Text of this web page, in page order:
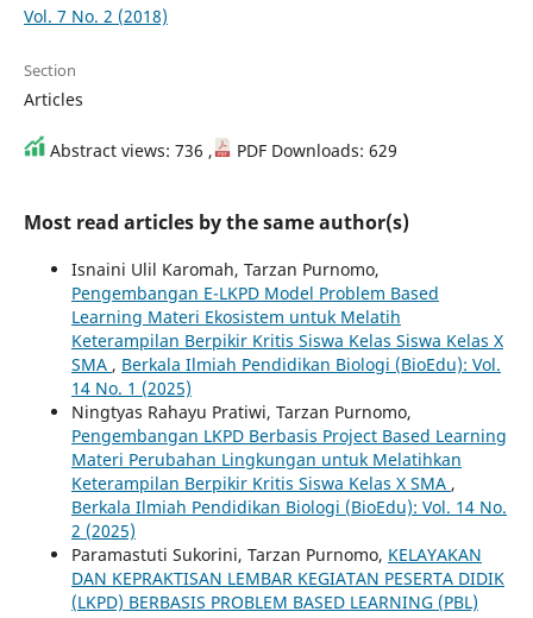
Vol. 7 No. 2 (2018)
Section
Articles
Abstract views: 736 , PDF Downloads: 629
Most read articles by the same author(s)
Isnaini Ulil Karomah, Tarzan Purnomo,
Pengembangan E-LKPD Model Problem Based
Learning Materi Ekosistem untuk Melatih
Keterampilan Berpikir Kritis Siswa Kelas Siswa Kelas X
SMA , Berkala Ilmiah Pendidikan Biologi (BioEdu): Vol.
14 No. 1 (2025)
Ningtyas Rahayu Pratiwi, Tarzan Purnomo,
Pengembangan LKPD Berbasis Project Based Learning
Materi Perubahan Lingkungan untuk Melatihkan
Keterampilan Berpikir Kritis Siswa Kelas X SMA ,
Berkala Ilmiah Pendidikan Biologi (BioEdu): Vol. 14 No.
2 (2025)
Paramastuti Sukorini, Tarzan Purnomo, KELAYAKAN
DAN KEPRAKTISAN LEMBAR KEGIATAN PESERTA DIDIK
(LKPD) BERBASIS PROBLEM BASED LEARNING (PBL)